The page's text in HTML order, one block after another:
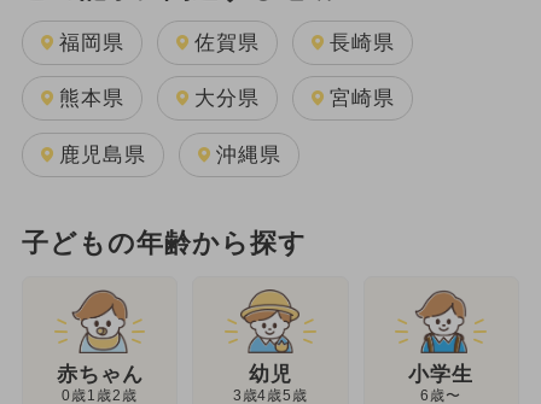
福岡県 佐賀県 長崎県
熊本県 大分県 宮崎県
鹿児島県 沖縄県
子どもの年齢から探す
赤ちゃん
0歳1歳2歳
幼児
3歳4歳5歳
小学生
6歳〜